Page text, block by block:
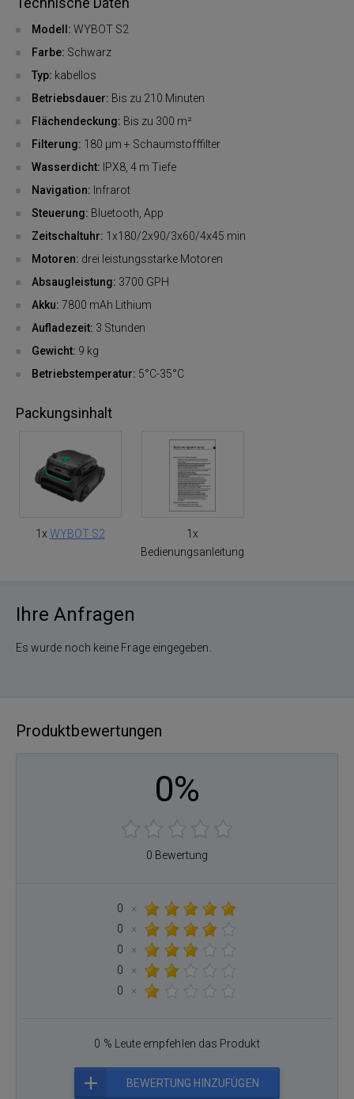
Modell: WYBOT S2
Farbe: Schwarz
Typ: kabellos
Betriebsdauer: Bis zu 210 Minuten
Flächendeckung: Bis zu 300 m²
Filterung: 180 μm + Schaumstofffilter
Wasserdicht: IPX8, 4 m Tiefe
Navigation: Infrarot
Steuerung: Bluetooth, App
Zeitschaltuhr: 1x180/2x90/3x60/4x45 min
Motoren: drei leistungsstarke Motoren
Absaugleistung: 3700 GPH
Akku: 7800 mAh Lithium
Aufladezeit: 3 Stunden
Gewicht: 9 kg
Betriebstemperatur: 5°C-35°C
Packungsinhalt
1x WYBOT S2
1x
Bedienungsanleitung
Ihre Anfragen
Es wurde noch keine Frage eingegeben.
Produktbewertungen
0%
0 Bewertung
0
×
0
×
0
×
0
×
0
×
0 % Leute empfehlen das Produkt
BEWERTUNG HINZUFÜGEN